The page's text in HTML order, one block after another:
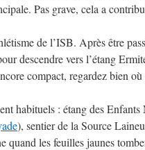
Pas grave, cela a
de l’ISB. Après être
descendre vers l’étang
compact, regardez bien
habituels : étang des
), sentier de la Source
quand les feuilles jaunes